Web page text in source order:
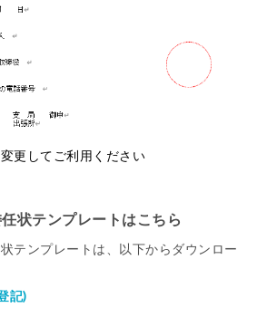
更してご利用ください
状テンプレートはこちら
テンプレートは、以下からダウンロー
記)